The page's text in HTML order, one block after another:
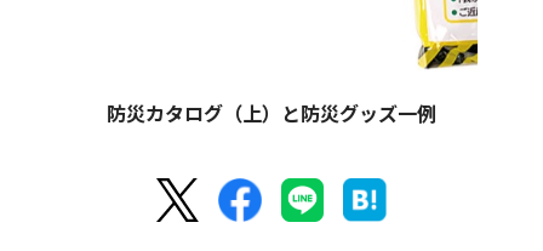
防災カタログ（上）と防災グッズ一例